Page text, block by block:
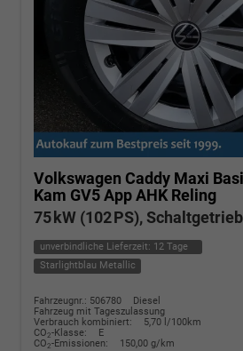
Volkswagen Caddy Maxi
Kam GV5 App AHK Reling
75 kW (102 PS),
unverbindliche Lieferzeit: 12 Tage
Starlightblau Metallic
Fahrzeugnr.: 506780
Diesel
Fahrzeug mit Tageszulassung
Verbrauch kombiniert:
5,70 l/100km
CO2-Klasse:
E
CO2-Emissionen: 150,00 g/km